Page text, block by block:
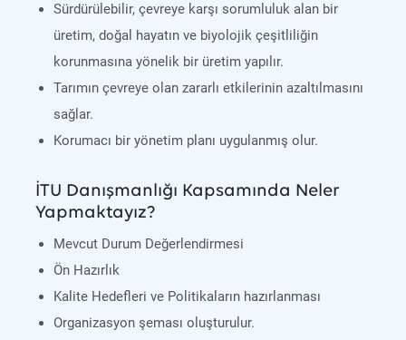
Sürdürülebilir, çevreye karşı sorumluluk alan bir
üretim, doğal hayatın ve biyolojik çeşitliliğin
korunmasına yönelik bir üretim yapılır.
Tarımın çevreye olan zararlı etkilerinin azaltılmasını
sağlar.
Korumacı bir yönetim planı uygulanmış olur.
İTU Danışmanlığı Kapsamında Neler
Yapmaktayız?
Mevcut Durum Değerlendirmesi
Ön Hazırlık
Kalite Hedefleri ve Politikaların hazırlanması
Organizasyon şeması oluşturulur.